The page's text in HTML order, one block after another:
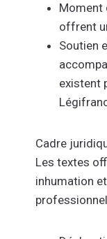
Moment
offrent
Soutien
existent
Cadre
Les textes
inhumation